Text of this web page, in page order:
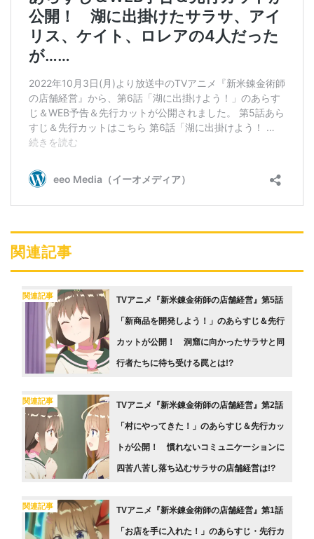
関連記事
関連記事 TVアニメ『新米錬金術師の店舗経営』第5話
「新商品を開発しよう！」のあらすじ＆先行
カットが公開！ 洞窟に向かったサラサと同
行者たちに待ち受ける罠とは!?
関連記事 TVアニメ『新米錬金術師の店舗経営』第2話
「村にやってきた！」のあらすじ＆先行カッ
トが公開！ 慣れないコミュニケーションに
四苦八苦し落ち込むサラサの店舗経営は!?
関連記事 TVアニメ『新米錬金術師の店舗経営』第1話
「お店を手に入れた！」のあらすじ・先行カ